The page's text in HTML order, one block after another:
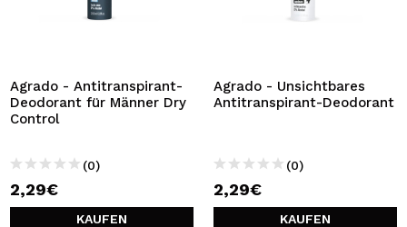
Agrado - Antitranspirant-
Deodorant für Männer Dry
Control
(0)
2,29€
KAUFEN
Agrado - Unsichtbares
Antitranspirant-Deodorant
(0)
2,29€
KAUFEN